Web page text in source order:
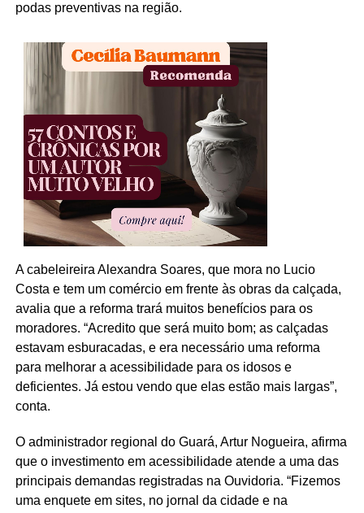
podas preventivas na região.
A cabeleireira Alexandra Soares, que mora no Lucio
Costa e tem um comércio em frente às obras da calçada,
avalia que a reforma trará muitos benefícios para os
moradores. “Acredito que será muito bom; as calçadas
estavam esburacadas, e era necessário uma reforma
para melhorar a acessibilidade para os idosos e
deficientes. Já estou vendo que elas estão mais largas”,
conta.
O administrador regional do Guará, Artur Nogueira, afirma
que o investimento em acessibilidade atende a uma das
principais demandas registradas na Ouvidoria. “Fizemos
uma enquete em sites, no jornal da cidade e na